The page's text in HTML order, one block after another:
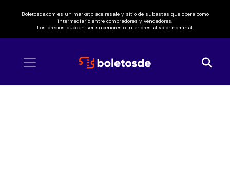
Boletosde.com es un marketplace resale y sitio de subastas que opera como
intermediario entre compradores y vendedores.
Los precios pueden ser superiores o inferiores al valor nominal.